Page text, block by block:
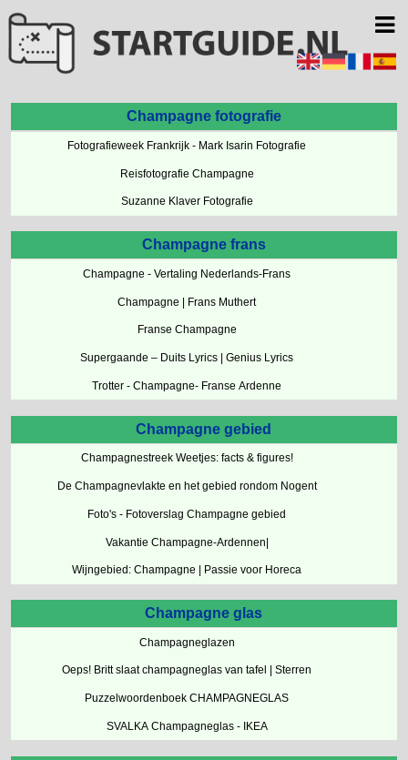
Champagne fotografie
Fotografieweek Frankrijk - Mark Isarin Fotografie
Reisfotografie Champagne
Suzanne Klaver Fotografie
Champagne frans
Champagne - Vertaling Nederlands-Frans
Champagne | Frans Muthert
Franse Champagne
Supergaande – Duits Lyrics | Genius Lyrics
Trotter - Champagne- Franse Ardenne
Champagne gebied
Champagnestreek Weetjes: facts & figures!
De Champagnevlakte en het gebied rondom Nogent
Foto's - Fotoverslag Champagne gebied
Vakantie Champagne-Ardennen|
Wijngebied: Champagne | Passie voor Horeca
Champagne glas
Champagneglazen
Oeps! Britt slaat champagneglas van tafel | Sterren
Puzzelwoordenboek CHAMPAGNEGLAS
SVALKA Champagneglas - IKEA